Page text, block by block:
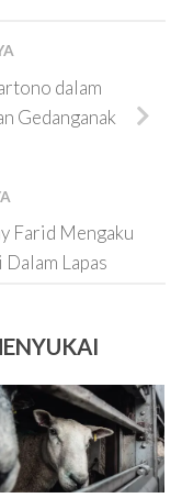
dalam
Gedanganak
Farid Mengaku
Lapas